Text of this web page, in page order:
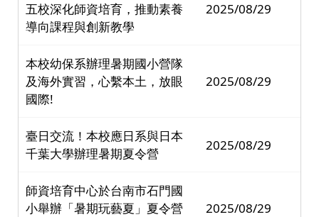
五校深化師資培育，推動素養
導向課程與創新教學
2025/08/29
本校幼保系辦理暑期國小營隊
及海外實習，心繫本土，放眼
國際!
2025/08/29
臺日交流！本校應日系與日本
千葉大學辦理暑期夏令營
2025/08/29
師資培育中心於台南市石門國
小舉辦「暑期玩藝夏」夏令營
2025/08/29